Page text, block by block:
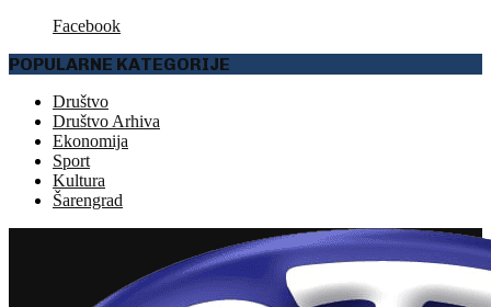
Facebook
POPULARNE KATEGORIJE
Društvo
Društvo Arhiva
Ekonomija
Sport
Kultura
Šarengrad